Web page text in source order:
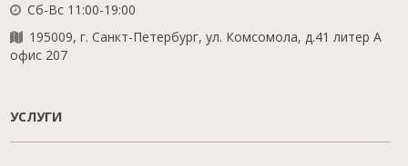
Сб-Вс 11:00-19:00
195009, г. Санкт-Петербург, ул. Комсомола, д.41 литер А
офис 207
УСЛУГИ